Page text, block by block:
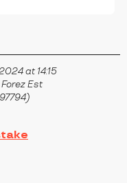
at 14:15
Est
)